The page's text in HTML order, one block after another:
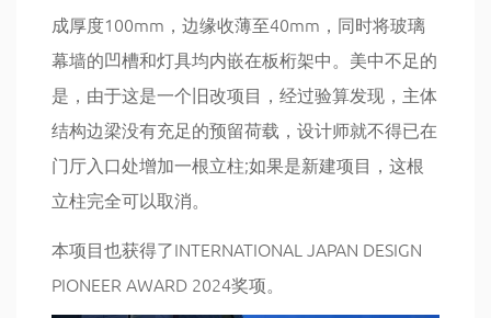
成厚度100mm，边缘收薄至40mm，同时将玻璃
幕墙的凹槽和灯具均内嵌在板桁架中。美中不足的
是，由于这是一个旧改项目，经过验算发现，主体
结构边梁没有充足的预留荷载，设计师就不得已在
门厅入口处增加一根立柱;如果是新建项目，这根
立柱完全可以取消。
本项目也获得了INTERNATIONAL JAPAN DESIGN
PIONEER AWARD 2024奖项。